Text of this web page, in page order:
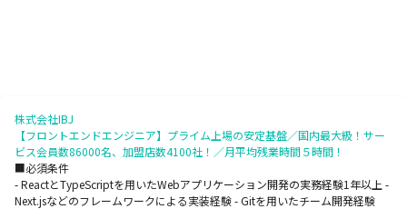
株式会社IBJ
【フロントエンドエンジニア】プライム上場の安定基盤／国内最大級！サー
ビス会員数86000名、加盟店数4100社！／月平均残業時間５時間！
■必須条件
- ReactとTypeScriptを用いたWebアプリケーション開発の実務経験1年以上 -
Next.jsなどのフレームワークによる実装経験 - Gitを用いたチーム開発経験